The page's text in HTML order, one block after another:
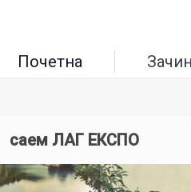
Почетна
саем ЛАГ ЕКСПО